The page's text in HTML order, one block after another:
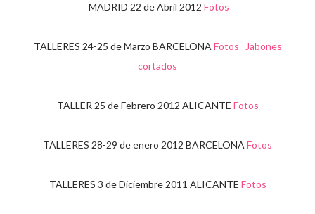
MADRID 22 de Abril 2012 Fotos
TALLERES 24-25 de Marzo BARCELONA Fotos Jabones
cortados
TALLER 25 de Febrero 2012 ALICANTE Fotos
TALLERES 28-29 de enero 2012 BARCELONA Fotos
TALLERES 3 de Diciembre 2011 ALICANTE Fotos